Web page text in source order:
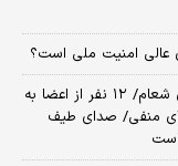
‌عالی امنیت ملی است؟
اظهارات جدید معاون پزشکیان درباره تصمیم‌گیری شعام/ ۱۲ نفر از اعضا به
منفی/ صدای طیف